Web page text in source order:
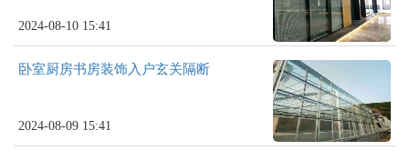
2024-08-10 15:41
卧室厨房书房装饰入户玄关隔断
2024-08-09 15:41